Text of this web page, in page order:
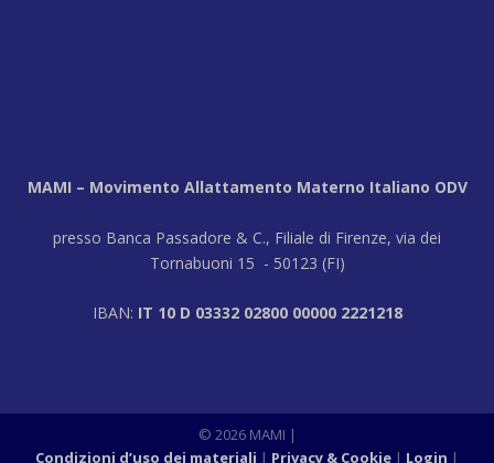
MAMI – Movimento Allattamento Materno Italiano ODV
presso Banca Passadore & C., Filiale di Firenze, via dei
Tornabuoni 15 - 50123 (FI)
IBAN: IT 10 D 03332 02800 00000 2221218
© 2026 MAMI |
Condizioni d’uso dei materiali
Privacy & Cookie Login |